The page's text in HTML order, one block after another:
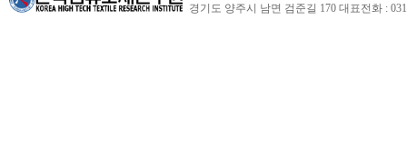
경기도 양주시 남면 검준길 170 대표전화 :